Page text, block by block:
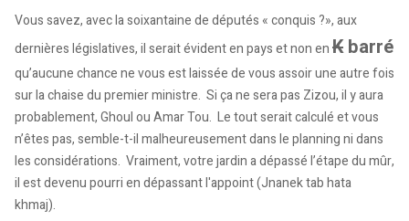
Vous savez, avec la soixantaine de députés « conquis ?», aux
dernières législatives, il serait évident en pays et non enKbarré
qu’aucune chance ne vous est laissée de vous assoir une autre fois
sur la chaise du premier ministre. Si ça ne sera pas Zizou, il y aura
probablement, Ghoul ou Amar Tou. Le tout serait calculé et vous
n’êtes pas, semble-t-il malheureusement dans le planning ni dans
les considérations. Vraiment, votre jardin a dépassé l’étape du mûr,
il est devenu pourri en dépassant l'appoint (Jnanek tab hata
khmaj).